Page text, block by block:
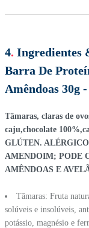
4. Ingredientes
Barra De
Amêndoas 30g
Tâmaras, claras de
caju,chocolate
GLÚTEN.
AMENDOIM; PODE
AMÊNDOAS E
Tâmaras: Fruta
solúveis e insolúveis,
potássio, magnésio e